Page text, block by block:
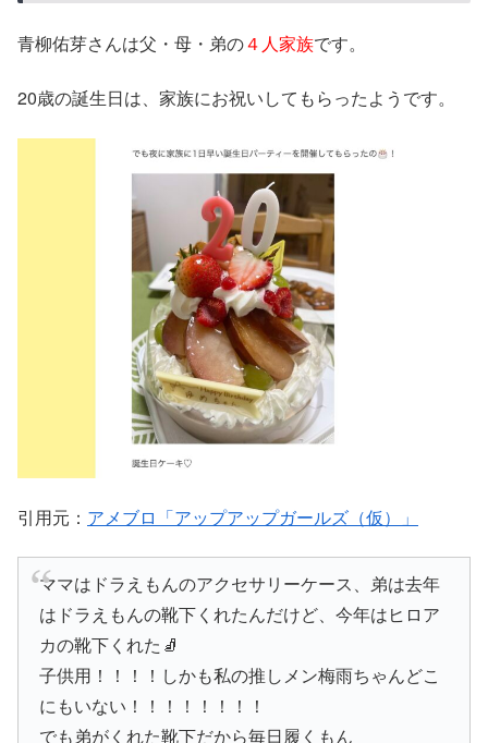
青柳佑芽さんは父・母・弟の４人家族です。
20歳の誕生日は、家族にお祝いしてもらったようです。
引用元： アメブロ「アップアップガールズ（仮）」
ママはドラえもんのアクセサリーケース、弟は去年
はドラえもんの靴下くれたんだけど、今年はヒロア
カの靴下くれた🧦
子供用！！！！しかも私の推しメン梅雨ちゃんどこ
にもいない！！！！！！！！
でも弟がくれた靴下だから毎日履くもん